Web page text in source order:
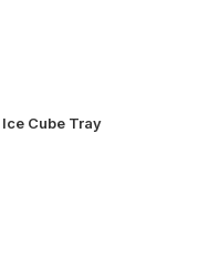
Cube Tray